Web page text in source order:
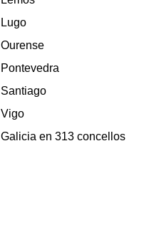
Lugo
Ourense
Pontevedra
Santiago
Vigo
Galicia en 313 concellos